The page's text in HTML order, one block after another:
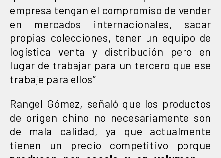
empresa tengan el compromiso de vender
en mercados internacionales, sacar
propias colecciones, tener un equipo de
logística venta y distribución pero en
lugar de trabajar para un tercero que ese
trabaje para ellos”
Rangel Gómez, señaló que los productos
de origen chino no necesariamente son
de mala calidad, ya que actualmente
tienen un precio competitivo porque